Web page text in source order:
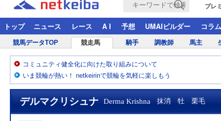
プレ
トップ ニュース レース A I 予想 UMAIビルダー コラム
競馬データTOP 競走馬 騎手 調教師 馬主
コミュニティ健全化に向けた取り組みについて
いま競輪が熱い！ netkeirinで競輪を気軽に楽しもう
デルマクリシュナ Derma Krishna 抹消 牡 栗毛